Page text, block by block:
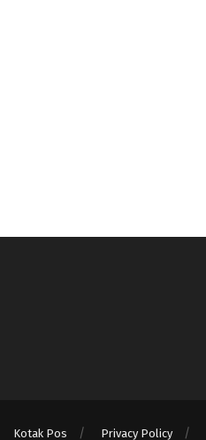
Kotak Pos Privacy Policy